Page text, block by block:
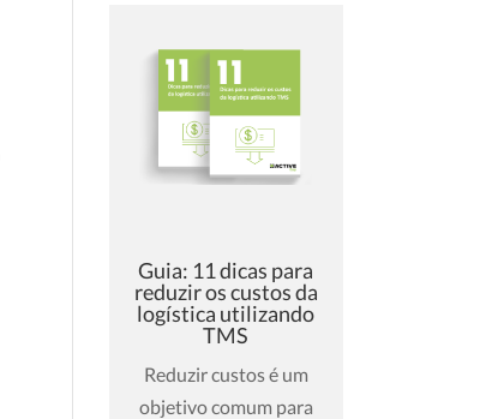
Guia: 11 dicas para
reduzir os custos da
logística utilizando
TMS
Reduzir custos é um
objetivo comum para